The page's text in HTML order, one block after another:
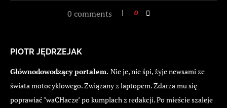
0 comments 0
PIOTR JĘDRZEJAK
Głównodowodzący portalem. Nie je, nie śpi, żyje newsami ze
świata motocyklowego. Związany z laptopem. Zdarza mu się
poprawiać "waCHacze" po kumplach z redakcji. Po mieście szaleje